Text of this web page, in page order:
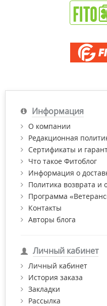
Информация
О компании
Редакционная
Сертификаты и
Что такое Фитоблог
Информация о
Политика возврата и
Программа
Контакты
Авторы блога
Личный кабинет
Личный кабинет
История заказа
Закладки
Рассылка